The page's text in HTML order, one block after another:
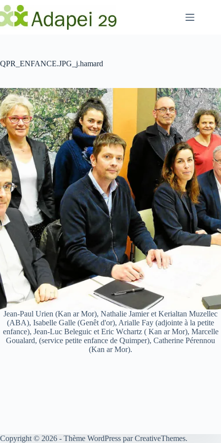
Passer
au
contenu
QPR_ENFANCE.JPG_j.hamard
Jean-Paul Urien (Kan ar Mor), Nathalie Jamier et Kerialtan Muzellec
(ABA), Isabelle Galle (Genêt d'or), Arialle Fay (adjointe à la petite
enfance), Jean-Luc Beleguic et Eric Wchartz ( Kan ar Mor), Marcelle
Goualard, (service petite enfance de Quimper), Catherine Pérennou
(Kan ar Mor).
Copyright © 2026 - Thème WordPress parCreativeThemes.